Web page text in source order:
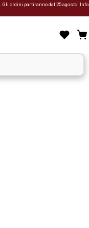
. Gli ordini partiranno dal 25 agosto. Info: